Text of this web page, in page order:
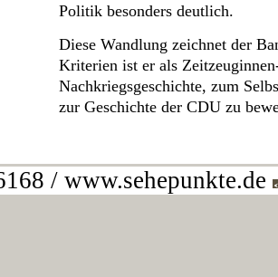
Politik besonders deutlich.
Diese Wandlung zeichnet der
Kriterien ist er als
Nachkriegsgeschichte, zum
zur Geschichte der CDU zu
/ www.sehepunkte.de